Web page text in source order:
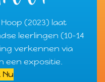
(2023) laat
leerlingen (10-14
verkennen via
een expositie.
Nu